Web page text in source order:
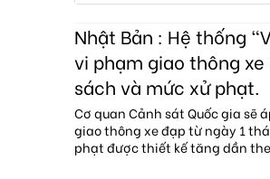
Nhật Bản : Hệ thống
vi phạm giao thông
sách và mức xử phạt.
Cơ quan Cảnh sát Quốc gia sẽ
giao thông xe đạp từ ngày 1
phạt được thiết kế tăng dần